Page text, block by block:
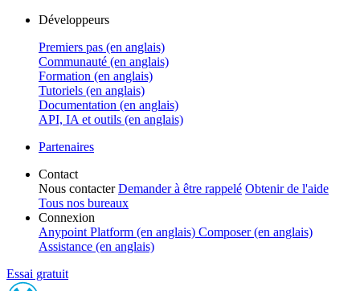
Développeurs
Premiers pas (en anglais)
Communauté (en anglais)
Formation (en anglais)
Tutoriels (en anglais)
Documentation (en anglais)
API, IA et outils (en anglais)
Partenaires
Contact
Nous contacter Demander à être rappelé Obtenir de l'aide
Tous nos bureaux
Connexion
Anypoint Platform (en anglais) Composer (en anglais)
Assistance (en anglais)
Essai gratuit